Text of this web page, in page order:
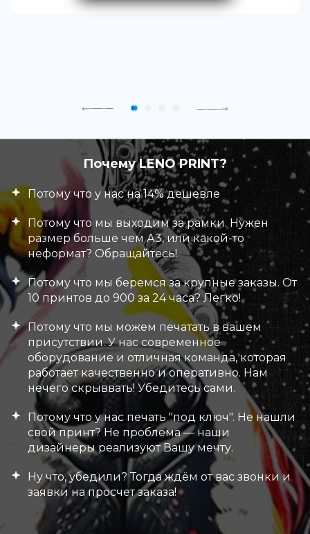
Почему LENO PRINT?
Потому что у нас на 14% дешевле
Потому что мы выходим за рамки. Нужен
размер больше чем А3, или какой-то
неформат? Обращайтесь!
Потому что мы беремся за крупные заказы. От
10 принтов до 900 за 24 часа? Легко!
Потому что мы можем печатать в вашем
присутствии. У нас современное
оборудование и отличная команда, которая
работает качественно и оперативно. Нам
нечего скрыввать! Убедитесь сами.
Потому что у нас печать "под ключ". Не нашли
свой принт? Не проблема — наши
дизайнеры реализуют Вашу мечту.
Ну что, убедили? Тогда ждём от вас звонки и
заявки на просчет заказа!